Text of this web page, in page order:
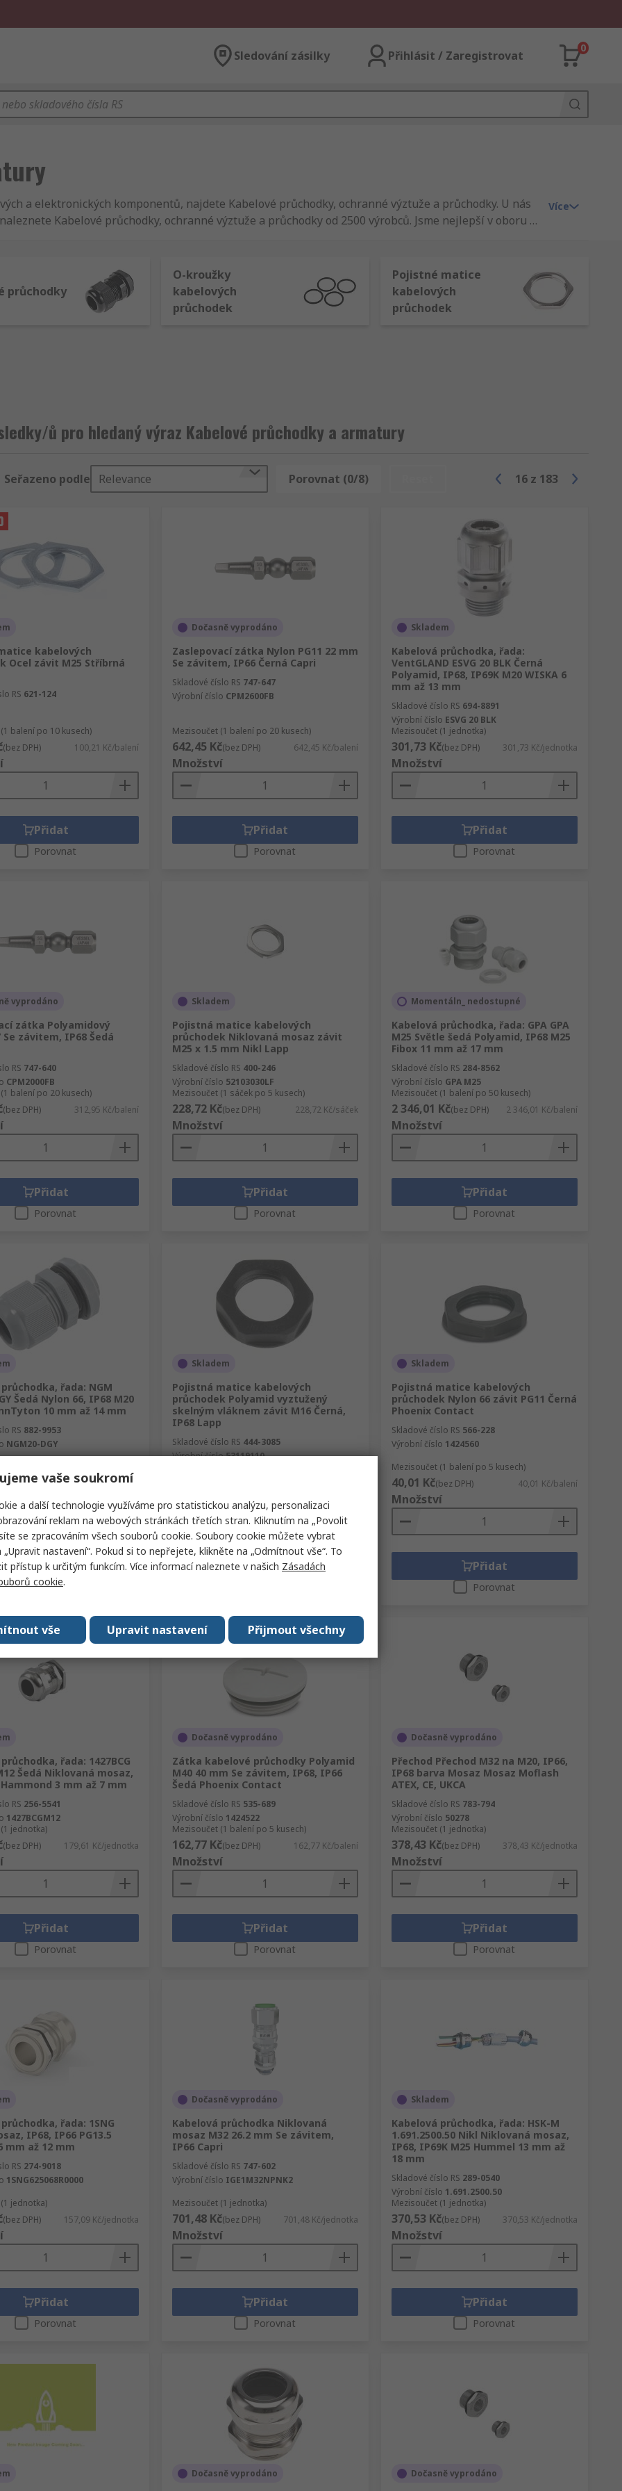
Sledování zásilky Přihlásit / Zaregistrovat
0
a elektronických komponentů, najdete Kabelové průchodky, ochranné výztuže a průchodky. U nás
Kabelové průchodky, ochranné výztuže a průchodky od 2500 výrobců. Jsme nejlepší v oboru a
snažit, aby Vaše dodávka - Kabelové průchodky, ochranné výztuže a průchodky byla doručena
Více
průchodky
O-kroužky
kabelových
průchodek
Pojistné matice
kabelových
průchodek
ů pro hledaný výraz Kabelové průchodky a armatury
Seřazeno podle Relevance Porovnat (0/8) 16 z 183
kabelových
Ocel závit M25 Stříbrná
RS 621-124
balení po 10 kusech)
(bez DPH) 100,21 Kč/balení
Přidat
Porovnat
Dočasně vyprodáno
Zaslepovací zátka Nylon PG11 22 mm
Se závitem, IP66 Černá Capri
Skladové číslo RS 747-647
Výrobní číslo CPM2600FB
Mezisoučet (1 balení po 20 kusech)
642,45 Kč(bez DPH) 642,45 Kč/balení
Množství
Přidat
Porovnat
Skladem
Kabelová průchodka, řada:
VentGLAND ESVG 20 BLK Černá
Polyamid, IP68, IP69K M20 WISKA 6
mm až 13 mm
Skladové číslo RS 694-8891
Výrobní číslo ESVG 20 BLK
Mezisoučet (1 jednotka)
301,73 Kč(bez DPH) 301,73 Kč/jednotka
Množství
Přidat
Porovnat
vyprodáno
zátka Polyamidový
Se závitem, IP68 Šedá
RS 747-640
CPM2000FB
balení po 20 kusech)
(bez DPH) 312,95 Kč/balení
Přidat
Porovnat
Skladem
Pojistná matice kabelových
průchodek Niklovaná mosaz závit
M25 x 1.5 mm Nikl Lapp
Skladové číslo RS 400-246
Výrobní číslo 52103030LF
Mezisoučet (1 sáček po 5 kusech)
228,72 Kč(bez DPH) 228,72 Kč/sáček
Množství
Přidat
Porovnat
Momentáln_ nedostupné
Kabelová průchodka, řada: GPA GPA
M25 Světle šedá Polyamid, IP68 M25
Fibox 11 mm až 17 mm
Skladové číslo RS 284-8562
Výrobní číslo GPA M25
Mezisoučet (1 balení po 50 kusech)
2 346,01 Kč(bez DPH) 2 346,01 Kč/balení
Množství
Přidat
Porovnat
řada: NGM
Šedá Nylon 66, IP68 M20
10 mm až 14 mm
RS 882-9953
NGM20-DGY
(bez DPH) 338,14 Kč/balení
Přidat
Porovnat
Skladem
Pojistná matice kabelových
průchodek Polyamid vyztužený
skelným vláknem závit M16 Černá,
IP68 Lapp
Skladové číslo RS 444-3085
Výrobní číslo53119110
Množství
Přidat
Skladem
Pojistná matice kabelových
průchodek Nylon 66 závit PG11 Černá
Phoenix Contact
Skladové číslo RS 566-228
Výrobní číslo 1424560
Mezisoučet (1 balení po 5 kusech)
40,01 Kč(bez DPH) 40,01 Kč/balení
Množství
Přidat
Porovnat
řada: 1427BCG
Šedá Niklovaná mosaz,
3 mm až 7 mm
RS 256-5541
1427BCGM12
jednotka)
(bez DPH) 179,61 Kč/jednotka
Přidat
Porovnat
Dočasně vyprodáno
Zátka kabelové průchodky Polyamid
M40 40 mm Se závitem, IP68, IP66
Šedá Phoenix Contact
Skladové číslo RS 535-689
Výrobní číslo 1424522
Mezisoučet (1 balení po 5 kusech)
162,77 Kč(bez DPH) 162,77 Kč/balení
Množství
Přidat
Porovnat
Dočasně vyprodáno
Přechod Přechod M32 na M20, IP66,
IP68 barva Mosaz Mosaz Moflash
ATEX, CE, UKCA
Skladové číslo RS 783-794
Výrobní číslo 50278
Mezisoučet (1 jednotka)
378,43 Kč(bez DPH) 378,43 Kč/jednotka
Množství
Přidat
Porovnat
řada: 1SNG
IP68, IP66 PG13.5
mm až 12 mm
RS 274-9018
1SNG625068R0000
jednotka)
(bez DPH) 157,09 Kč/jednotka
Přidat
Porovnat
Dočasně vyprodáno
Kabelová průchodka Niklovaná
mosaz M32 26.2 mm Se závitem,
IP66 Capri
Skladové číslo RS 747-602
Výrobní číslo IGE1M32NPNK2
Mezisoučet (1 jednotka)
701,48 Kč(bez DPH) 701,48 Kč/jednotka
Množství
Přidat
Porovnat
Skladem
Kabelová průchodka, řada: HSK-M
1.691.2500.50 Nikl Niklovaná mosaz,
IP68, IP69K M25 Hummel 13 mm až
18 mm
Skladové číslo RS 289-0540
Výrobní číslo 1.691.2500.50
Mezisoučet (1 jednotka)
370,53 Kč(bez DPH) 370,53 Kč/jednotka
Množství
Přidat
Porovnat
Dočasně vyprodáno Dočasně vyprodáno
vaše soukromí
a další technologie využíváme pro statistickou analýzu, personalizaci
reklam na webových stránkách třetích stran. Kliknutím na „Povolit
se zpracováním všech souborů cookie. Soubory cookie můžete vybrat
nastavení“. Pokud si to nepřejete, klikněte na „Odmítnout vše“. To
přístup k určitým funkcím. Více informací naleznete v našich Zásadách
cookie.
Přijmout všechny
Upravit nastavení
vše